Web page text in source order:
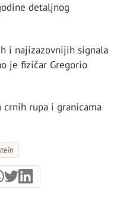
detaljnog
i najizazovnijih signala
je fizičar Gregorio
crnih rupa i granicama